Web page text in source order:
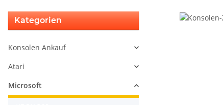
Kategorien
Konsolen Ankauf
Atari
Microsoft